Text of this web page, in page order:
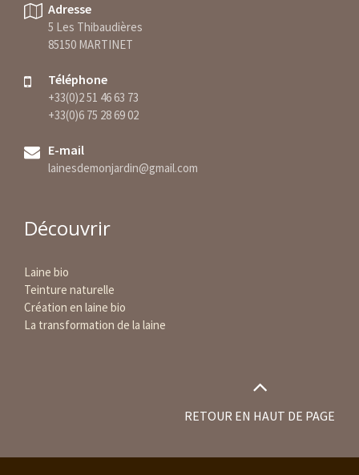
Adresse
5 Les Thibaudières
85150 MARTINET
Téléphone
+33(0)2 51 46 63 73
+33(0)6 75 28 69 02
E-mail
lainesdemonjardin@gmail.com
Découvrir
Laine bio
Teinture naturelle
Création en laine bio
La transformation de la laine
RETOUR EN HAUT DE PAGE